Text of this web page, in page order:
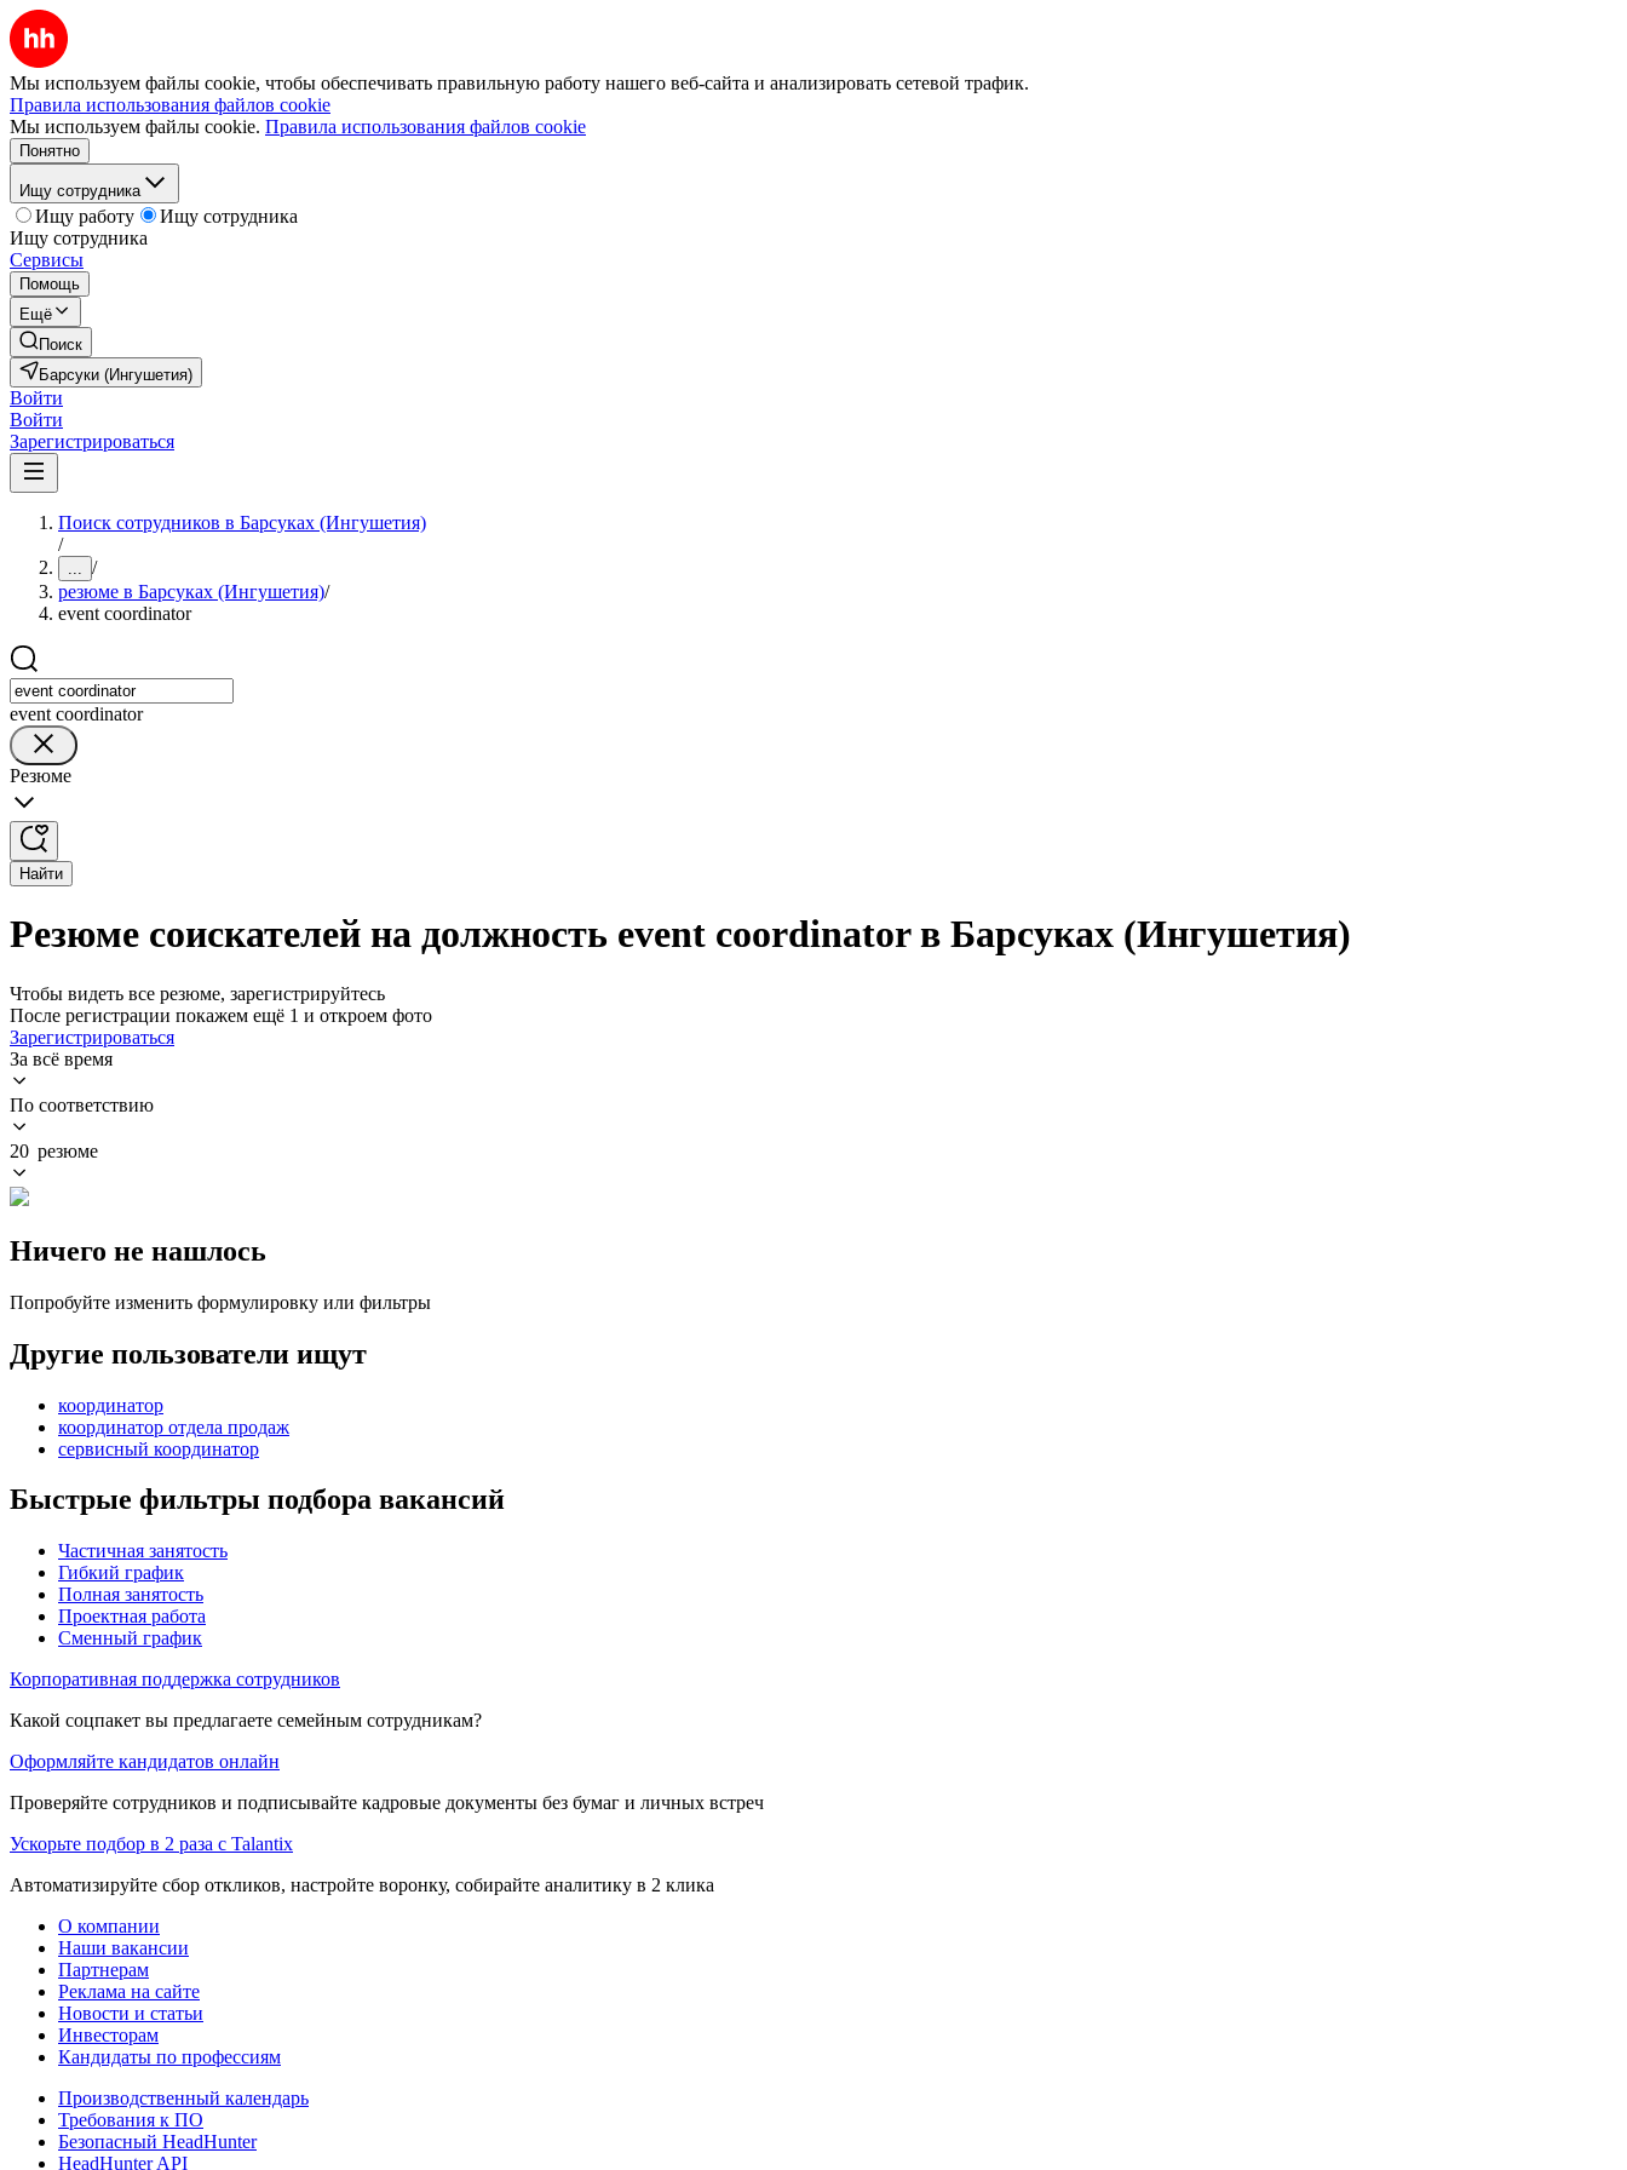
Мы используем файлы cookie, чтобы обеспечивать правильную работу нашего веб-сайта и анализировать сетевой трафик.
Правила использования файлов cookie
Мы используем файлы cookie. Правила использования файлов cookie
Понятно
Ищу сотрудника
Ищу работу
Ищу сотрудника
Ищу сотрудника
Сервисы
Помощь
Ещё
Поиск
Барсуки (Ингушетия)
Войти
Войти
Зарегистрироваться
Поиск сотрудников в Барсуках (Ингушетия)
/
... /
резюме в Барсуках (Ингушетия)/
event coordinator
event coordinator
Резюме
Найти
Резюме соискателей на должность event coordinator в Барсуках (Ингушетия)
Чтобы видеть все резюме, зарегистрируйтесь
После регистрации покажем ещё 1 и откроем фото
Зарегистрироваться
За всё время
По соответствию
20 резюме
Ничего не нашлось
Попробуйте изменить формулировку или фильтры
Другие пользователи ищут
координатор
координатор отдела продаж
сервисный координатор
Быстрые фильтры подбора вакансий
Частичная занятость
Гибкий график
Полная занятость
Проектная работа
Сменный график
Корпоративная поддержка сотрудников
Какой соцпакет вы предлагаете семейным сотрудникам?
Оформляйте кандидатов онлайн
Проверяйте сотрудников и подписывайте кадровые документы без бумаг и личных встреч
Ускорьте подбор в 2 раза с Talantix
Автоматизируйте сбор откликов, настройте воронку, собирайте аналитику в 2 клика
О компании
Наши вакансии
Партнерам
Реклама на сайте
Новости и статьи
Инвесторам
Кандидаты по профессиям
Производственный календарь
Требования к ПО
Безопасный HeadHunter
HeadHunter API